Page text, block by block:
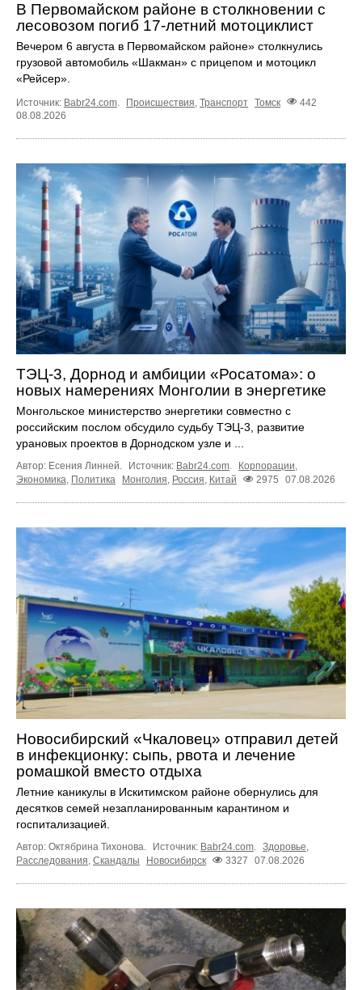
В Первомайском районе в столкновении с
лесовозом погиб 17-летний мотоциклист
Вечером 6 августа в Первомайском районе» столкнулись
грузовой автомобиль «Шакман» с прицепом и мотоцикл
«Рейсер».
Источник: Babr24.com Происшествия Транспорт Томск
442
08.08.2026
ТЭЦ-3, Дорнод и амбиции «Росатома»: о
новых намерениях Монголии в энергетике
Монгольское министерство энергетики совместно с
российским послом обсудило судьбу ТЭЦ‑3, развитие
урановых проектов в Дорнодском узле и ...
Автор: Есения Линней. Источник: Babr24.com. Корпорации,
Экономика, Политика Монголия, Россия, Китай 2975 07.08.2026
Новосибирский «Чкаловец» отправил детей
в инфекционку: сыпь, рвота и лечение
ромашкой вместо отдыха
Летние каникулы в Искитимском районе обернулись для
десятков семей незапланированным карантином и
госпитализацией.
Автор: Октябрина Тихонова. Источник: Babr24.com. Здоровье,
Расследования, Скандалы Новосибирск 3327 07.08.2026